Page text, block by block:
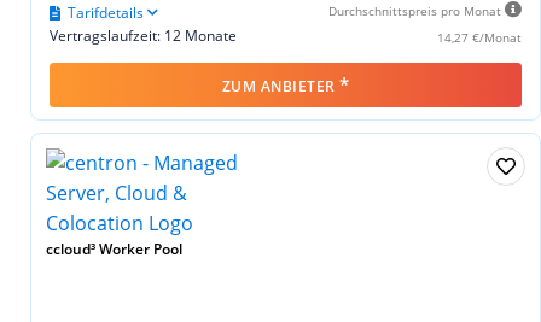
Durchschnittspreis pro Monat
14,27 €/Monat
Vertragslaufzeit: 12 Monate
Tarifdetails
ZUM ANBIETER *
ccloud³ Worker Pool